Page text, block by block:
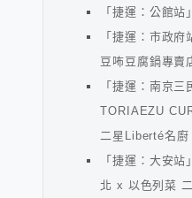
「捷運：公館
「捷運：市政
豆咘豆腐鍋專賣
「捷運：南京
TORIAEZU
二星Liberté名廚
「捷運：大安
北 x 以色列菜